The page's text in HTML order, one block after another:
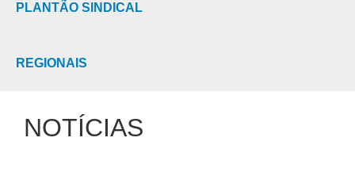
PLANTÃO SINDICAL
REGIONAIS
NOTÍCIAS